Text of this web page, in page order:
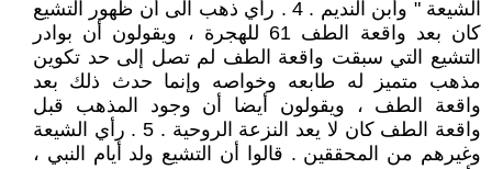
الشيعة " وأبن النديم . 4 . رأي ذهب الى أن ظهور التشيع
كان بعد واقعة الطف 61 للهجرة ، ويقولون أن بوادر
التشيع التي سبقت واقعة الطف لم تصل إلى حد تكوين
مذهب متميز له طابعه وخواصه وإنما حدث ذلك بعد
واقعة الطف ، ويقولون أيضا أن وجود المذهب قبل
واقعة الطف كان لا يعد النزعة الروحية . 5 . رأي الشيعة
وغيرهم من المحققين . قالوا أن التشيع ولد أيام النبي ،